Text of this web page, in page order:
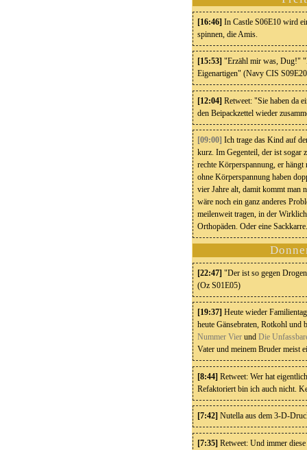
[16:46] In Castle S06E10 wird
spinnen, die Amis.
[15:53]
"Erzähl mir was, Dug!"
Eigenartigen" (Navy CIS
[12:04] Retweet: "Sie haben da
den Beipackzettel wieder
[09:00] Ich trage das Kind auf
kurz. Im Gegenteil, der ist sogar
rechte Körperspannung, er
ohne Körperspannung haben
vier Jahre alt, damit kommt man
wäre noch ein ganz anderes
meilenweit tragen, in der
Orthopäden. Oder eine
[22:47] "Der ist so gegen
(Oz S01E05)
[19:37] Heute wieder
heute Gänsebraten, Rotkohl
Nummer Vier und Die
Vater und meinem Bruder meist
[8:44] Retweet: Wer hat
Refaktoriert bin ich auch nicht.
[7:42] Nutella aus dem 3-D-
[7:35] Retweet: Und immer